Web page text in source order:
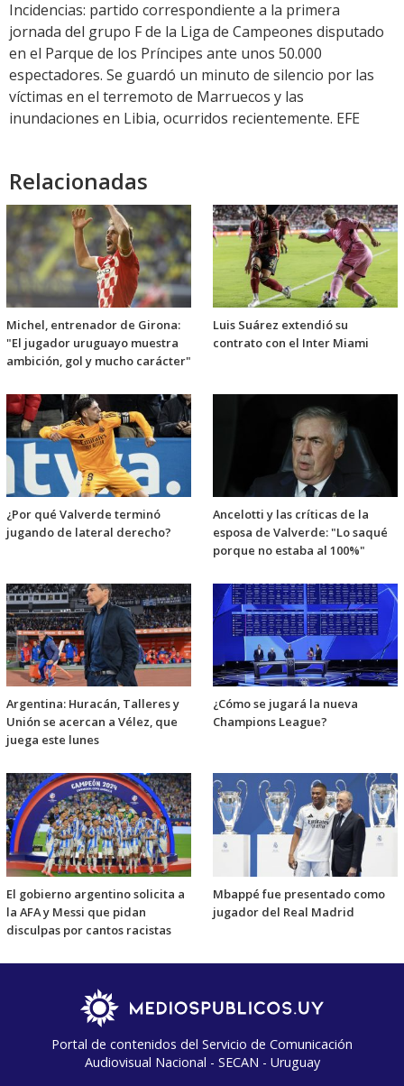
Incidencias: partido correspondiente a la primera
jornada del grupo F de la Liga de Campeones disputado
en el Parque de los Príncipes ante unos 50.000
espectadores. Se guardó un minuto de silencio por las
víctimas en el terremoto de Marruecos y las
inundaciones en Libia, ocurridos recientemente. EFE
Relacionadas
Michel, entrenador de Girona:
"El jugador uruguayo muestra
ambición, gol y mucho carácter"
Luis Suárez extendió su
contrato con el Inter Miami
¿Por qué Valverde terminó
jugando de lateral derecho?
Ancelotti y las críticas de la
esposa de Valverde: "Lo saqué
porque no estaba al 100%"
Argentina: Huracán, Talleres y
Unión se acercan a Vélez, que
juega este lunes
¿Cómo se jugará la nueva
Champions League?
El gobierno argentino solicita a
la AFA y Messi que pidan
disculpas por cantos racistas
Mbappé fue presentado como
jugador del Real Madrid
Portal de contenidos del Servicio de Comunicación
Audiovisual Nacional - SECAN - Uruguay